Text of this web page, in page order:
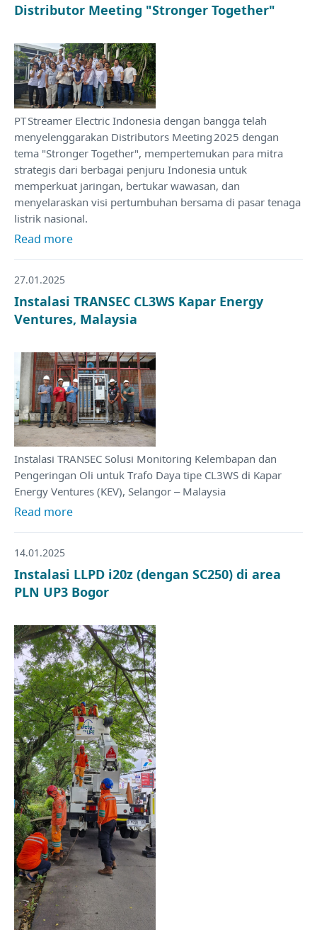
Distributor Meeting "Stronger Together"
PT Streamer Electric Indonesia dengan bangga telah
menyelenggarakan Distributors Meeting 2025 dengan
tema "Stronger Together", mempertemukan para mitra
strategis dari berbagai penjuru Indonesia untuk
memperkuat jaringan, bertukar wawasan, dan
menyelaraskan visi pertumbuhan bersama di pasar tenaga
listrik nasional.
Read more
27.01.2025
Instalasi TRANSEC CL3WS Kapar Energy
Ventures, Malaysia
Instalasi TRANSEC Solusi Monitoring Kelembapan dan
Pengeringan Oli untuk Trafo Daya tipe CL3WS di Kapar
Energy Ventures (KEV), Selangor – Malaysia
Read more
14.01.2025
Instalasi LLPD i20z (dengan SC250) di area
PLN UP3 Bogor